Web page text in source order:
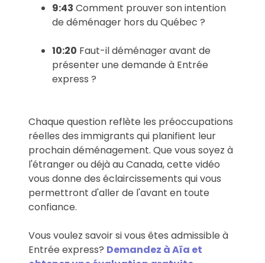
9:43 Comment prouver son intention
de déménager hors du Québec ?
10:20 Faut-il déménager avant de
présenter une demande à Entrée
express ?
Chaque question reflète les préoccupations
réelles des immigrants qui planifient leur
prochain déménagement. Que vous soyez à
l'étranger ou déjà au Canada, cette vidéo
vous donne des éclaircissements qui vous
permettront d'aller de l'avant en toute
confiance.
Vous voulez savoir si vous êtes admissible à
Entrée express? Demandez à Aïa et